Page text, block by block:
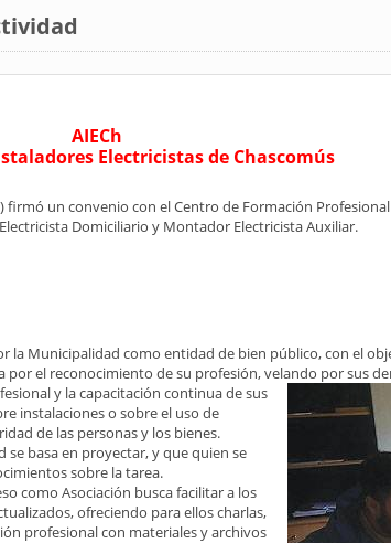
AIECh
Electricistas de Chascomús
un convenio con el Centro de Formación Profesional
Domiciliario y Montador Electricista Auxiliar.
la Municipalidad como entidad de bien público, con el
el reconocimiento de su profesión, velando por sus
y la capacitación continua de sus
instalaciones o sobre el uso de
de las personas y los bienes.
se basa en proyectar, y que quien se
sobre la tarea.
como Asociación busca facilitar a los
ofreciendo para ellos charlas,
profesional con materiales y archivos